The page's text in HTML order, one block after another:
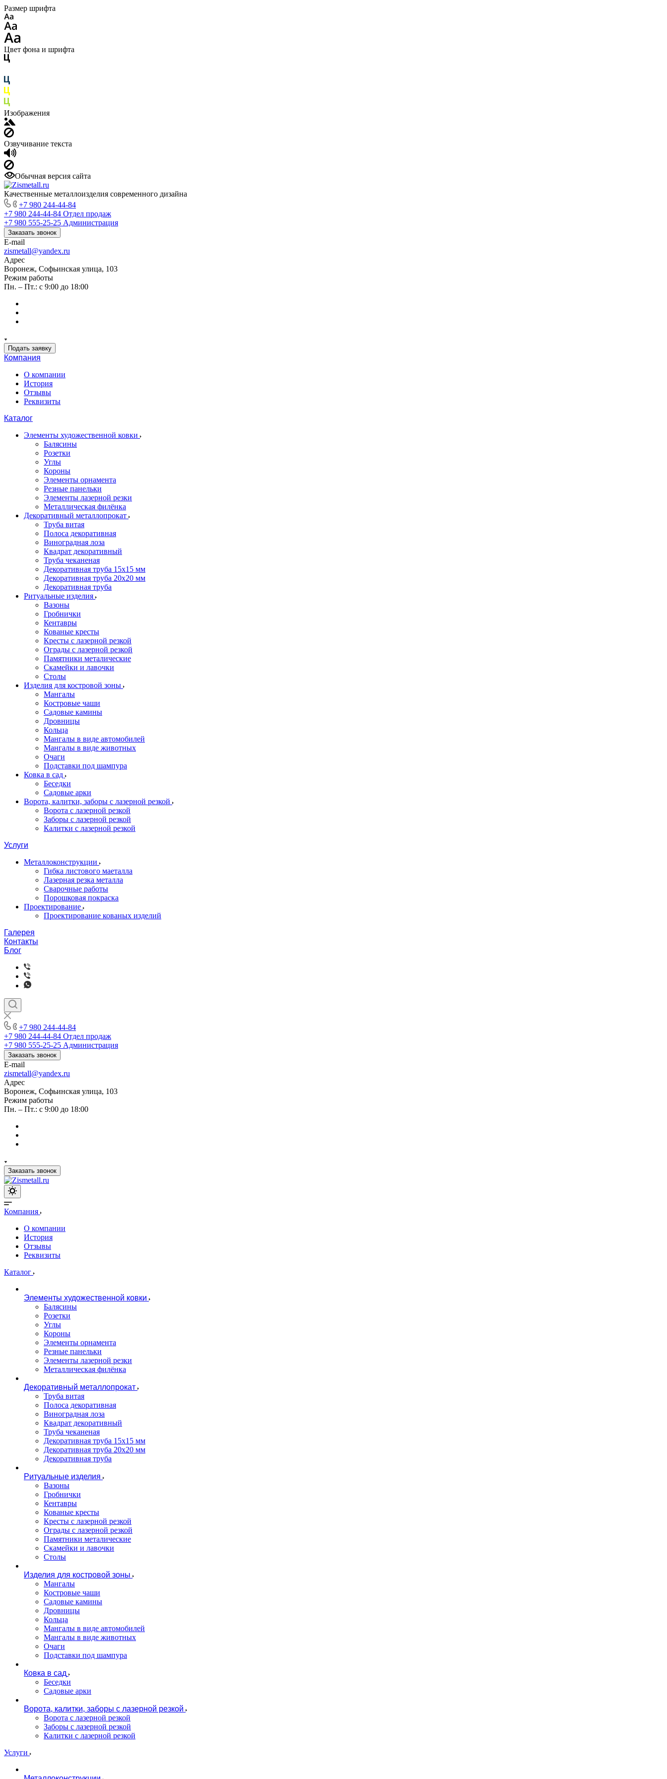
Размер шрифта
Цвет фона и шрифта
Изображения
Озвучивание текста
Обычная версия сайта
Качественные металлоизделия современного дизайна
+7 980 244-44-84
+7 980 244-44-84 Отдел продаж
+7 980 555-25-25 Администрация
Заказать звонок
E-mail
zismetall@yandex.ru
Адрес
Воронеж, Софьинская улица, 103
Режим работы
Пн. – Пт.: с 9:00 до 18:00
Подать заявку
Компания
О компании
История
Отзывы
Реквизиты
Каталог
Элементы художественной ковки
Балясины
Розетки
Углы
Короны
Элементы орнамента
Резные панельки
Элементы лазерной резки
Металлическая филёнка
Декоративный металлопрокат
Труба витая
Полоса декоративная
Виноградная лоза
Квадрат декоративный
Труба чеканеная
Декоративная труба 15х15 мм
Декоративная труба 20х20 мм
Декоративная труба
Ритуальные изделия
Вазоны
Гробнички
Кентавры
Кованые кресты
Кресты с лазерной резкой
Ограды с лазерной резкой
Памятники металические
Скамейки и лавочки
Столы
Изделия для костровой зоны
Мангалы
Костровые чаши
Садовые камины
Дровницы
Кольца
Мангалы в виде автомобилей
Мангалы в виде животных
Очаги
Подставки под шампура
Ковка в сад
Беседки
Садовые арки
Ворота, калитки, заборы с лазерной резкой
Ворота с лазерной резкой
Заборы с лазерной резкой
Калитки с лазерной резкой
Услуги
Металлоконструкции
Гибка листового маеталла
Лазерная резка металла
Сварочные работы
Порошковая покраска
Проектирование
Проектирование кованых изделий
Галерея
Контакты
Блог
+7 980 244-44-84
+7 980 244-44-84 Отдел продаж
+7 980 555-25-25 Администрация
Заказать звонок
E-mail
zismetall@yandex.ru
Адрес
Воронеж, Софьинская улица, 103
Режим работы
Пн. – Пт.: с 9:00 до 18:00
Заказать звонок
Компания
О компании
История
Отзывы
Реквизиты
Каталог
Элементы художественной ковки
Балясины
Розетки
Углы
Короны
Элементы орнамента
Резные панельки
Элементы лазерной резки
Металлическая филёнка
Декоративный металлопрокат
Труба витая
Полоса декоративная
Виноградная лоза
Квадрат декоративный
Труба чеканеная
Декоративная труба 15х15 мм
Декоративная труба 20х20 мм
Декоративная труба
Ритуальные изделия
Вазоны
Гробнички
Кентавры
Кованые кресты
Кресты с лазерной резкой
Ограды с лазерной резкой
Памятники металические
Скамейки и лавочки
Столы
Изделия для костровой зоны
Мангалы
Костровые чаши
Садовые камины
Дровницы
Кольца
Мангалы в виде автомобилей
Мангалы в виде животных
Очаги
Подставки под шампура
Ковка в сад
Беседки
Садовые арки
Ворота, калитки, заборы с лазерной резкой
Ворота с лазерной резкой
Заборы с лазерной резкой
Калитки с лазерной резкой
Услуги